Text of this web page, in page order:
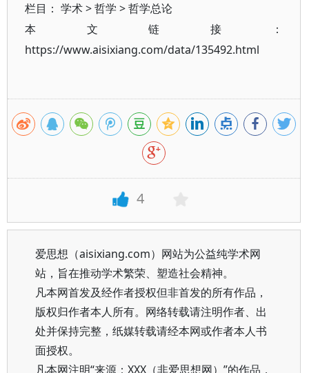
栏目： 学术>哲学 >哲学总论
本文链接：
https://www.aisixiang.com/data/135492.html
4
爱思想（aisixiang.com）网站为公益纯学术网
站，旨在推动学术繁荣、塑造社会精神。
凡本网首发及经作者授权但非首发的所有作品，
版权归作者本人所有。网络转载请注明作者、出
处并保持完整，纸媒转载请经本网或作者本人书
面授权。
凡本网注明“来源：XXX（非爱思想网）”的作品，